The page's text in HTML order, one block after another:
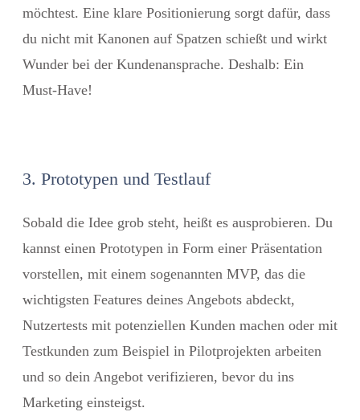
möchtest. Eine klare Positionierung sorgt dafür, dass
du nicht mit Kanonen auf Spatzen schießt und wirkt
Wunder bei der Kundenansprache. Deshalb: Ein
Must-Have!
3. Prototypen und Testlauf
Sobald die Idee grob steht, heißt es ausprobieren. Du
kannst einen Prototypen in Form einer Präsentation
vorstellen, mit einem sogenannten MVP, das die
wichtigsten Features deines Angebots abdeckt,
Nutzertests mit potenziellen Kunden machen oder mit
Testkunden zum Beispiel in Pilotprojekten arbeiten
und so dein Angebot verifizieren, bevor du ins
Marketing einsteigst.